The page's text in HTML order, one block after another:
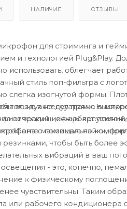
НАЛИЧИЕ ОТЗЫВЫ
для стриминга и
и технологией Plug&Play.
облегчает
стиль поп-фильтра с
слегка изогнутой формы.
воздух не дул прямо в
от традиционных
с помощью гайки,
резинками, чтобы быть более
вибраций в ваш
только аксессуарами.
циферблат
максимально
- это, конечно,
к физическому
чувствительны. Таким
или рабочего кондиционера